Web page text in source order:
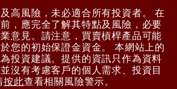
高風險，未必適合所有投資者。 在
，應完全了解其特點及風險，必要
意見。請注意，買賣槓桿產品可能
您的初始保證金資金。 本網站上的
投資建議。提供的資訊只作為資料
沒有考慮客戶的個人需求、投資目
按此查看相關風險警示。